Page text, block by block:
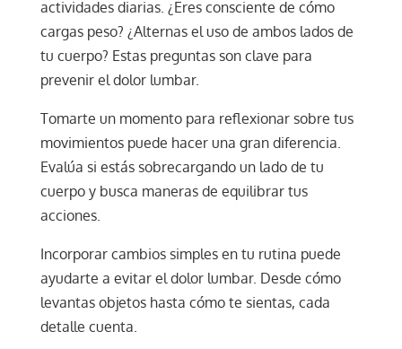
actividades diarias. ¿Eres consciente de cómo
cargas peso? ¿Alternas el uso de ambos lados de
tu cuerpo? Estas preguntas son clave para
prevenir el dolor lumbar.
Tomarte un momento para reflexionar sobre tus
movimientos puede hacer una gran diferencia.
Evalúa si estás sobrecargando un lado de tu
cuerpo y busca maneras de equilibrar tus
acciones.
Incorporar cambios simples en tu rutina puede
ayudarte a evitar el dolor lumbar. Desde cómo
levantas objetos hasta cómo te sientas, cada
detalle cuenta.